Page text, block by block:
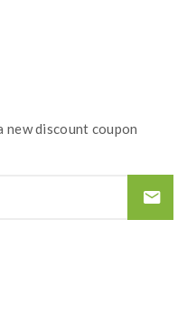
new discount coupon